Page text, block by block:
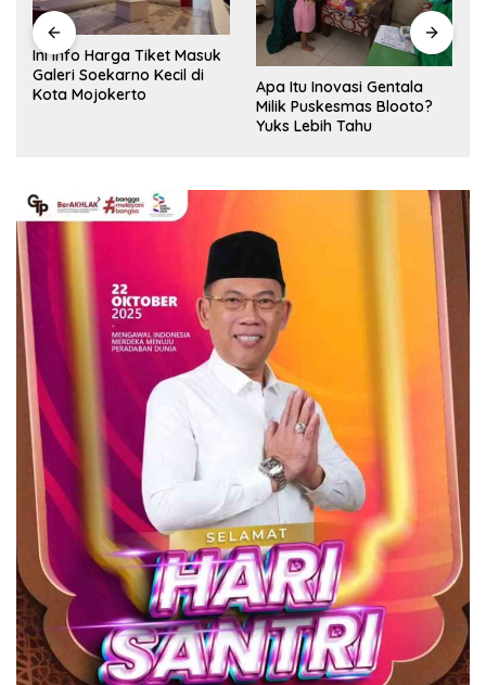
Ini Info Harga Tiket Masuk
Galeri Soekarno Kecil di
Kota Mojokerto
Apa Itu Inovasi Gentala
Milik Puskesmas Blooto?
Yuks Lebih Tahu